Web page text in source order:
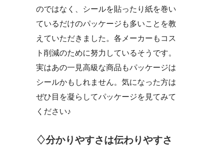
のではなく、シールを貼ったり紙を巻い
ているだけのパッケージも多いことを教
えていただきました。各メーカーもコス
ト削減のために努力しているそうです。
実はあの一見高級な商品もパッケージは
シールかもしれません。気になった方は
ぜひ目を凝らしてパッケージを見てみて
ください♪
♢分かりやすさは伝わりやすさ